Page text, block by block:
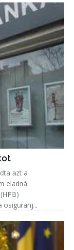
azt a
eladná
osiguranj...